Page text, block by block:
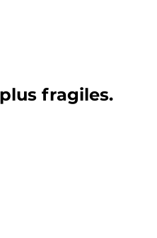
fragiles.